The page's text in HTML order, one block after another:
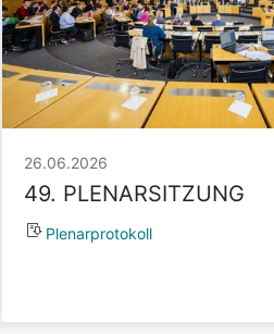
26.06.2026
49. PLENARSITZUNG
Plenarprotokoll